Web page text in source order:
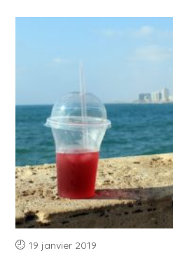
19 janvier 2019